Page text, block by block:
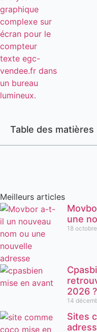
Table des matières
Meilleurs articles
une
18
2026 ?
14
Sites